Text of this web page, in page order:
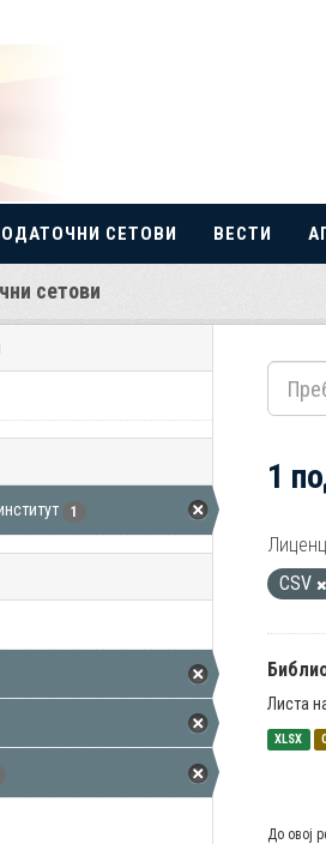
СЕТОВИ ВЕСТИ
сетови
1
1
CSV
Листа
XLSX
До овој